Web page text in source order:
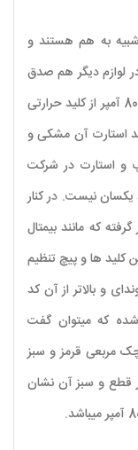
شبیه به هم هستند و
لوازم دیگر هم صدق
میکند. کلید حرارتی هیوندای MMS رنج 56 تا 80 آمپر از کلید حرارتی
استارت آن مشکی و
و استارت در شرکت
نیست. در کنار
که مانند بیمتال
کلید ها و پیچ تنظیم
و بالاتر از آن کد
که میتوان گفت
مربعی قرمز و سبز
قطع و سبز آن نشان